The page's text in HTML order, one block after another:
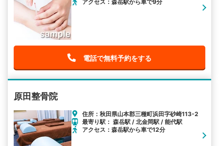
アクセス：森岳駅から車で9分
電話で無料予約をする
原田整骨院
住所：秋田県山本郡三種町浜田字砂崎113-2
最寄り駅： 森岳駅 / 北金岡駅 / 能代駅
アクセス：森岳駅から車で12分